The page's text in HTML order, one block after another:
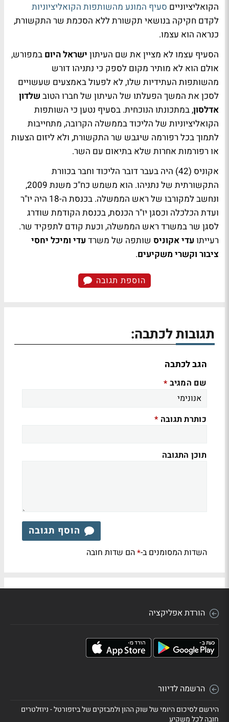
הקואליציוניים סעיף המונע מהשותפות הקואליציוניות
לקדם חקיקה בנושאי תקשורת ללא הסכמת שר התקשורת,
כנראה הוא עצמו.
הסעיף עצמו לא מציין את שם העיתון ישראל היום במפורש,
אולם הוא לא מותיר מקום לספק כי נתניהו דורש
מהשותפות העתידיות שלו, לא לפעול באמצעים שעשויים
לסכן את המשך הפעלתו של העיתון של חברו הטוב שלדון
אדלסון, במתכונתו הנוכחית. בסעיף נטען כי השותפות
הקואליציוניות של הליכוד בממשלה הקרובה, מתחייבות
לתמוך בכל רפורמה שיגבש שר התקשורת, ולא ליזום הצעות
או רפורמות אחרות שלא בתיאום עם השר.
אקוניס (42) היה בעבר דובר הליכוד וחבר בכוורת
התקשורתית של נתניהו. הוא משמש כח"כ משנת 2009,
ונחשב למקורבו של ראש הממשלה. בכנסת ה-18 היה יו"ר
ועדת הכלכלה וכסגן יו"ר הכנסת, בכנסת הקודמת שודרג
לסגן שר במשרד ראש הממשלה, וכעת קודם לתפקיד שר.
רעייתו עדי אקוניס שותפה של משרד עדי ומיכל יחסי
ציבור וקשרי משקיעים.
הוספת תגובה
תגובות לכתבה:
הגב לכתבה
שם המגיב *
כותרת תגובה *
תוכן התגובה
הוסף תגובה
השדות המסומנים ב-*הם שדות חובה
הורדת אפליקציה
הרשמה לדיוור
הירשם לסיכום היומי של שוק ההון ולמבזקים של ביזפורטל - ניוזלטרים
חובה לכל משקיע